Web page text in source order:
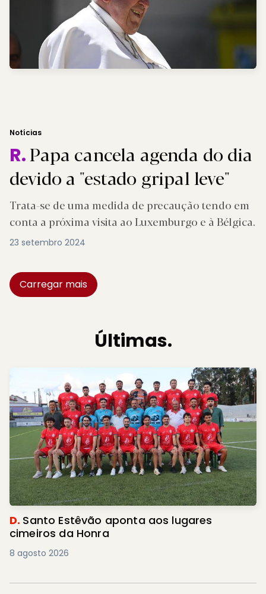
Notícias
R.Papa cancela agenda do dia
devido a "estado gripal leve"
Trata-se de uma medida de precaução tendo em
conta a próxima visita ao Luxemburgo e à Bélgica.
23 setembro 2024
Carregar mais
Últimas.
D. Santo Estêvão aponta aos lugares
cimeiros da Honra
8 agosto 2026